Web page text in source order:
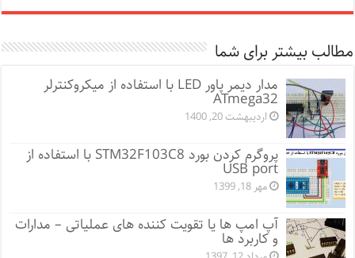
مطالب بیشتر برای شما
مدار دیمر پاور LED با استفاده از میکروکنترلر
ATmega32
اردیبهشت 20, 1400
پروگرم کردن بورد STM32F103C8 با استفاده از
USB port
مهر 18, 1399
آپ امپ ها یا تقویت کننده های عملیاتی – مدارات
و کاربرد ها